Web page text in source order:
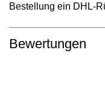
Bestellung ein DHL-
Bewertungen